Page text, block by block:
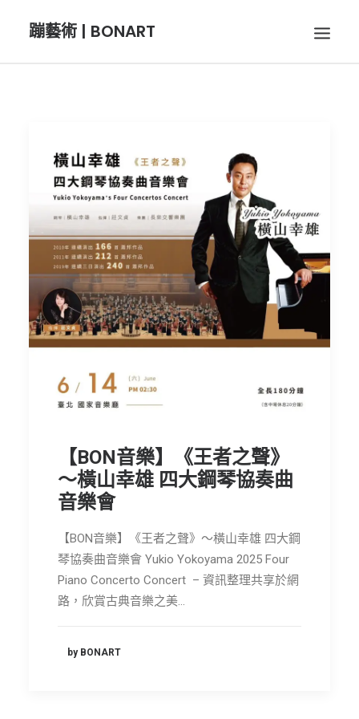
蹦藝術 | BONART
BON呼吸
BON攝影
BON插畫
BON旅行
節慶長笛樂團
關於我們
SEARCH
【BON音樂】《王者之聲》
～橫山幸雄 四大鋼琴協奏曲
音樂會
【BON音樂】《王者之聲》～橫山幸雄 四大鋼
琴協奏曲音樂會 Yukio Yokoyama 2025 Four
Piano Concerto Concert – 資訊整理共享於網
路，欣賞古典音樂之美…
by BONART